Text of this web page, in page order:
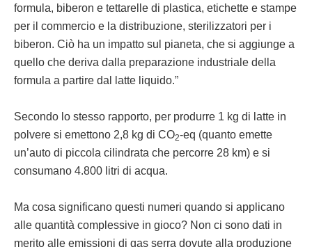
formula, biberon e tettarelle di plastica, etichette e stampe
per il commercio e la distribuzione, sterilizzatori per i
biberon. Ciò ha un impatto sul pianeta, che si aggiunge a
quello che deriva dalla preparazione industriale della
formula a partire dal latte liquido.”
Secondo lo stesso rapporto, per produrre 1 kg di latte in
polvere si emettono 2,8 kg di CO2-eq (quanto emette
un’auto di piccola cilindrata che percorre 28 km) e si
consumano 4.800 litri di acqua.
Ma cosa significano questi numeri quando si applicano
alle quantità complessive in gioco? Non ci sono dati in
merito alle emissioni di gas serra dovute alla produzione